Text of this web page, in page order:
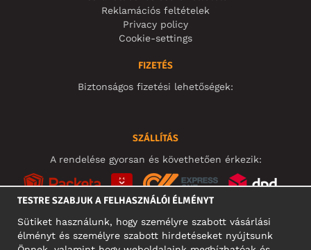
Reklamációs feltételek
Privacy policy
Cookie-settings
FIZETÉS
Biztonságos fizetési lehetőségek:
SZÁLLÍTÁS
A rendelése gyorsan és követhetően érkezik:
KÖZÖSSÉGI MÉDIA
TESTRE SZABJUK A FELHASZNÁLÓI ÉLMÉNYT
Sütiket használunk, hogy személyre szabott vásárlási
élményt és személyre szabott hirdetéseket nyújtsunk